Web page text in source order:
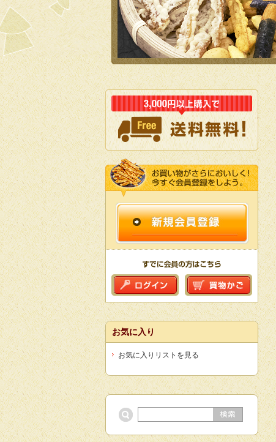
お気に入り
お気に入りリストを見る